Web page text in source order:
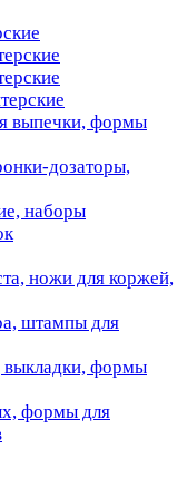
выпечки, формы
дозаторы,
наборы
ножи для коржей,
штампы для
формы
формы для